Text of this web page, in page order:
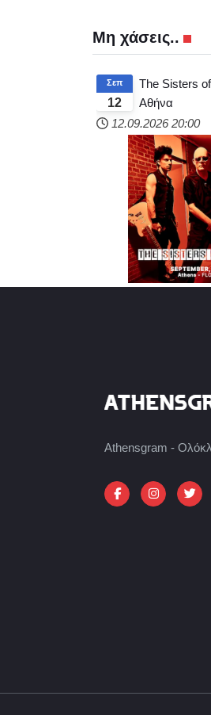
Μη χάσεις..
12
Σεπ
The Sisters
Αθήνα
12.09.2026 20:00
Athensgram -